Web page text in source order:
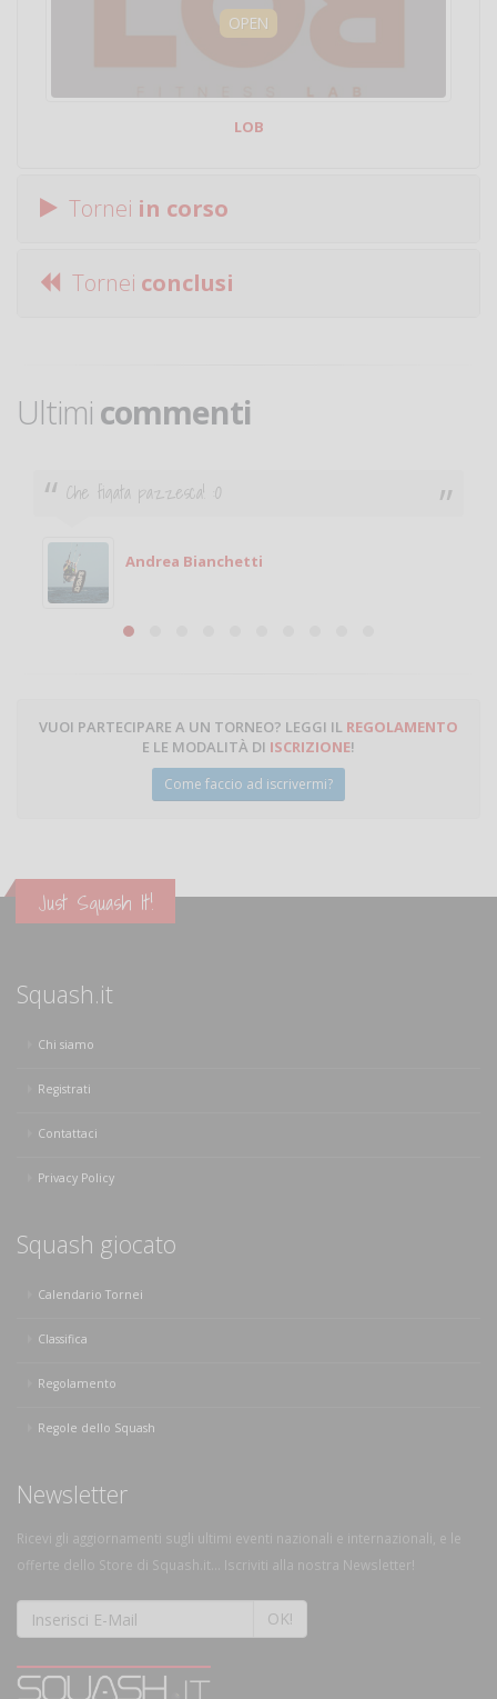
OPEN
LOB
Tornei in corso
Tornei conclusi
Ultimi commenti
Ciao. Sono a Treviglio da poco e vorrei tornare a
giocare. Se sei in zona e puoi giocare fammi sapere.
Michele
Michele Miglionico
VUOI PARTECIPARE A UN TORNEO? LEGGI IL REGOLAMENTO
E LE MODALITÀ DI ISCRIZIONE!
Come faccio ad iscrivermi?
Just Squash It!
Squash.it
Chi siamo
Registrati
Contattaci
Privacy Policy
Squash giocato
Calendario Tornei
Classifica
Regolamento
Regole dello Squash
Newsletter
Ricevi gli aggiornamenti sugli ultimi eventi nazionali e internazionali, e le
offerte dello Store di Squash.it... Iscriviti alla nostra Newsletter!
OK!